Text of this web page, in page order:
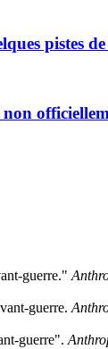
pistes
guerre."
guerre.
guerre".